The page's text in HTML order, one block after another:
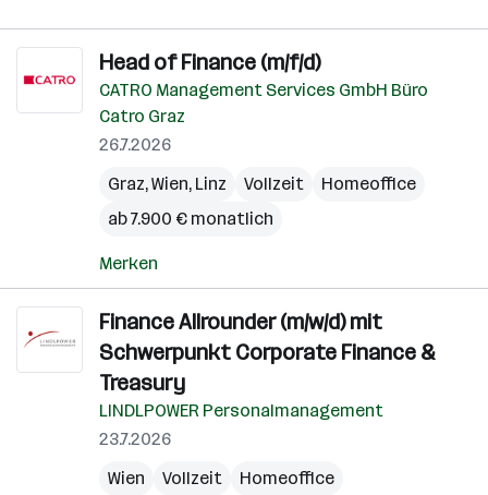
Head of Finance (m/f/d)
CATRO Management Services GmbH Büro
Catro Graz
26.7.2026
Graz,Wien, Linz Vollzeit
Homeoffice
ab 7.900 € monatlich
Merken
Finance Allrounder (m/w/d) mit
Schwerpunkt Corporate Finance &
Treasury
LINDLPOWER Personalmanagement
23.7.2026
Wien
Vollzeit
Homeoffice